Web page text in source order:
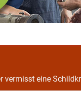
vermisst eine